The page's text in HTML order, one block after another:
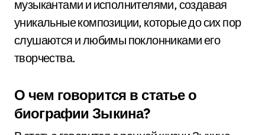
музыкантами и исполнителями, создавая
уникальные композиции, которые до сих пор
слушаются и любимы поклонниками его
творчества.
О чем говорится в статье о
биографии Зыкина?